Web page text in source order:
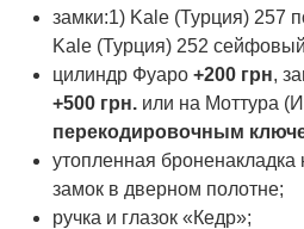
замки:1) Kale (Турция) 257
Kale (Турция) 252
цилиндр Фуаро +200 грн,
+500 грн. или на Моттура
перекодировочным
утопленная броненакладка
замок в дверном полотне;
ручка и глазок «Кедр»;